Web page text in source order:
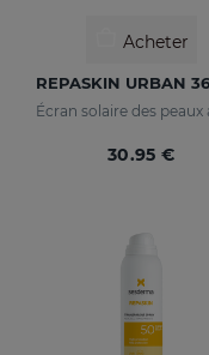
Acheter
30.95 €